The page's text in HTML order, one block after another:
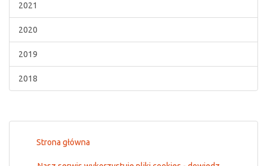
2021
2020
2019
2018
Strona główna